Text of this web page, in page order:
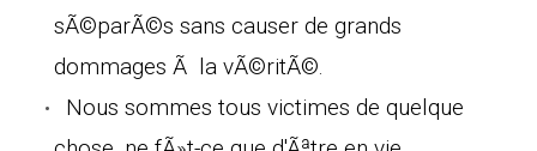
sÃ©parÃ©s sans causer de grands
dommages Ã la vÃ©ritÃ©.
Nous sommes tous victimes de quelque